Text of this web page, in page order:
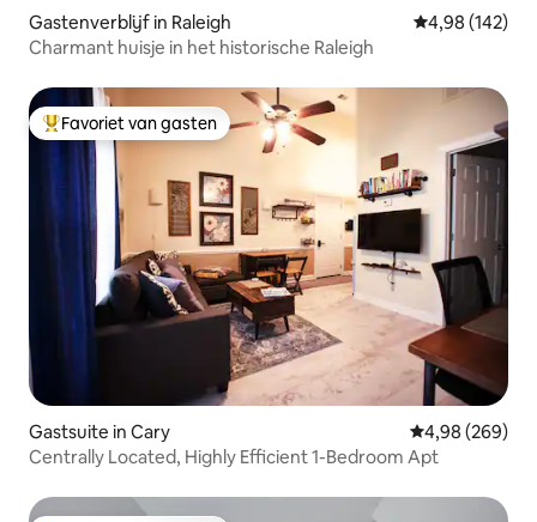
Gastenverblijf in Raleigh Gemiddelde
4,98 (142)
Charmant huisje in het historische Raleigh
Topfavoriet van gasten
Favoriet van gasten
Gastsuite in Cary Gemiddelde
4,98 (269)
Centrally Located, Highly Efficient 1-Bedroom Apt